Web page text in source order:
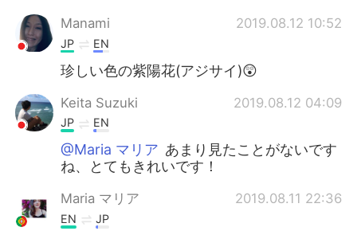
Manami 2019.08.12 10:52
JP EN
珍しい色の紫陽花(アジサイ)😲
Keita Suzuki 2019.08.12 04:09
JP EN
@Maria マリア あまり見たことがないです
ね、とてもきれいです！
Maria マリア 2019.08.11 22:36
EN JP